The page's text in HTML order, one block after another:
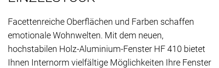
Facettenreiche Oberflächen und Farben schaffen
emotionale Wohnwelten. Mit dem neuen,
hochstabilen Holz-Aluminium-Fenster HF 410 bietet
Ihnen Internorm vielfältige Möglichkeiten Ihre Fenster